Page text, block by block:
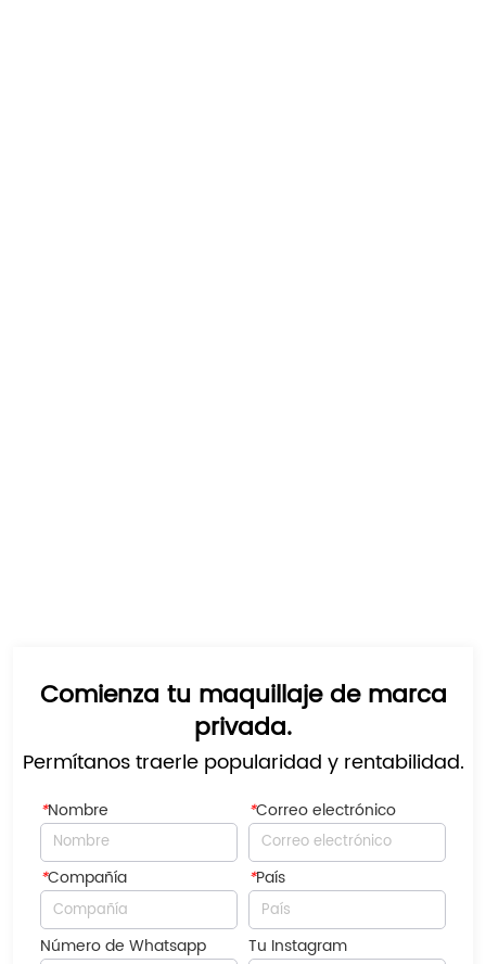
Comienza tu maquillaje de marca
privada.
Permítanos traerle popularidad y rentabilidad.
*Nombre *Correo electrónico
*Compañía *País
Número de Whatsapp Tu Instagram